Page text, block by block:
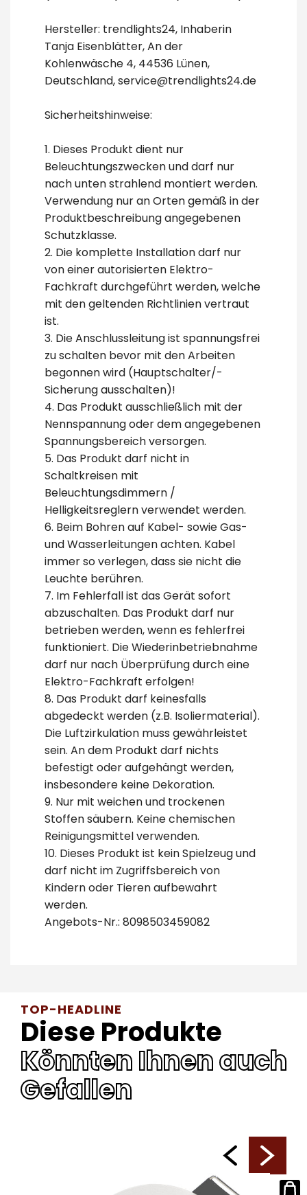
Hersteller: trendlights24, Inhaberin
Tanja Eisenblätter, An der
Kohlenwäsche 4, 44536 Lünen,
Deutschland, service@trendlights24.de
Sicherheitshinweise:
1. Dieses Produkt dient nur
Beleuchtungszwecken und darf nur
nach unten strahlend montiert werden.
Verwendung nur an Orten gemäß in der
Produktbeschreibung angegebenen
Schutzklasse.
2. Die komplette Installation darf nur
von einer autorisierten Elektro-
Fachkraft durchgeführt werden, welche
mit den geltenden Richtlinien vertraut
ist.
3. Die Anschlussleitung ist spannungsfrei
zu schalten bevor mit den Arbeiten
begonnen wird (Hauptschalter/-
Sicherung ausschalten)!
4. Das Produkt ausschließlich mit der
Nennspannung oder dem angegebenen
Spannungsbereich versorgen.
5. Das Produkt darf nicht in
Schaltkreisen mit
Beleuchtungsdimmern /
Helligkeitsreglern verwendet werden.
6. Beim Bohren auf Kabel- sowie Gas-
und Wasserleitungen achten. Kabel
immer so verlegen, dass sie nicht die
Leuchte berühren.
7. Im Fehlerfall ist das Gerät sofort
abzuschalten. Das Produkt darf nur
betrieben werden, wenn es fehlerfrei
funktioniert. Die Wiederinbetriebnahme
darf nur nach Überprüfung durch eine
Elektro-Fachkraft erfolgen!
8. Das Produkt darf keinesfalls
abgedeckt werden (z.B. Isoliermaterial).
Die Luftzirkulation muss gewährleistet
sein. An dem Produkt darf nichts
befestigt oder aufgehängt werden,
insbesondere keine Dekoration.
9. Nur mit weichen und trockenen
Stoffen säubern. Keine chemischen
Reinigungsmittel verwenden.
10. Dieses Produkt ist kein Spielzeug und
darf nicht im Zugriffsbereich von
Kindern oder Tieren aufbewahrt
werden.
Angebots-Nr.: 8098503459082
TOP-HEADLINE
Diese Produkte
Könnten Ihnen auch
Gefallen